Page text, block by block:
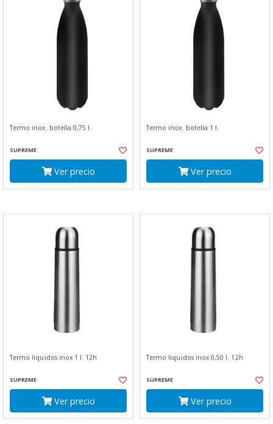
Termo inox. botella 0,75 l.
SUPREME
Ver precio
Termo inox. botella 1 l.
SUPREME
Ver precio
Termo liquidos inox 1 l. 12h
SUPREME
Ver precio
Termo liquidos inox 0,50 l. 12h
SUPREME
Ver precio